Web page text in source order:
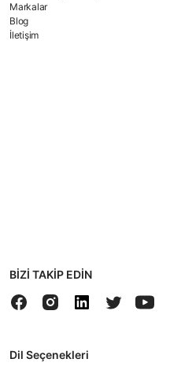
Markalar
Blog
İletişim
BİZİ TAKİP EDİN
Dil Seçenekleri